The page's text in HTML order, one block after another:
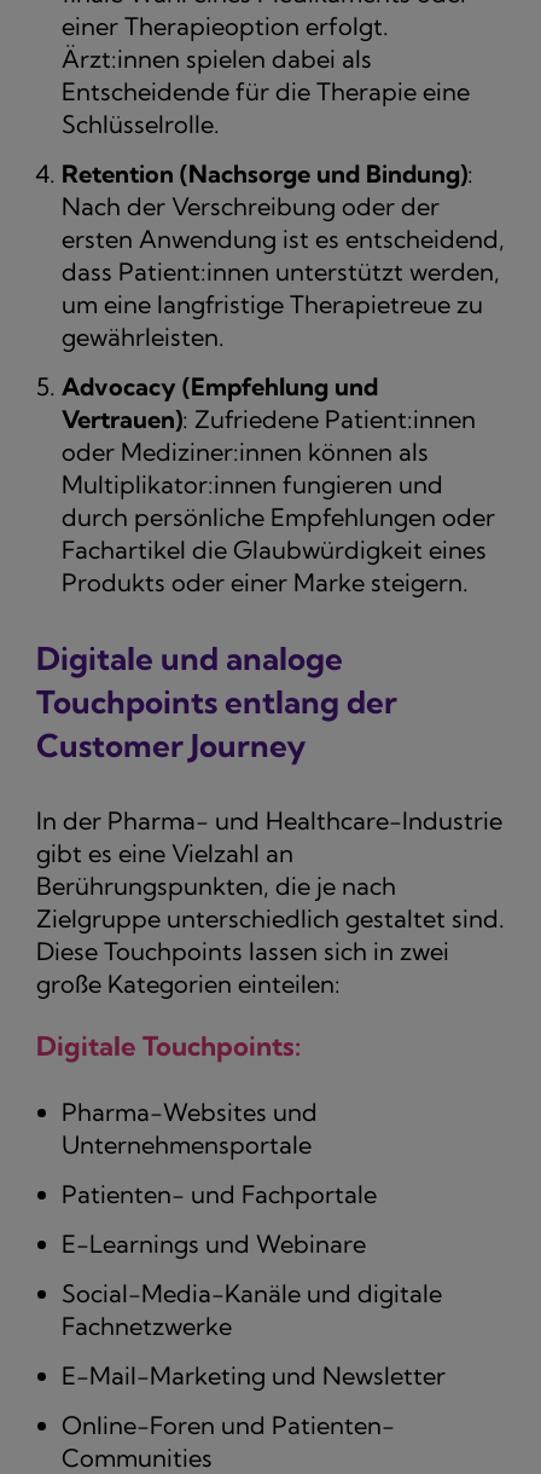
einer Therapieoption erfolgt.
Ärzt:innen spielen dabei als
Entscheidende für die Therapie eine
Schlüsselrolle.
Retention (Nachsorge und Bindung):
Nach der Verschreibung oder der
ersten Anwendung ist es entscheidend,
dass Patient:innen unterstützt werden,
um eine langfristige Therapietreue zu
gewährleisten.
Advocacy (Empfehlung und
Vertrauen): Zufriedene Patient:innen
oder Mediziner:innen können als
Multiplikator:innen fungieren und
durch persönliche Empfehlungen oder
Fachartikel die Glaubwürdigkeit eines
Produkts oder einer Marke steigern.
Digitale und analoge
Touchpoints entlang der
Customer Journey
In der Pharma- und Healthcare-Industrie
gibt es eine Vielzahl an
Berührungspunkten, die je nach
Zielgruppe unterschiedlich gestaltet sind.
Diese Touchpoints lassen sich in zwei
große Kategorien einteilen:
Digitale Touchpoints:
Pharma-Websites und
Unternehmensportale
Patienten- und Fachportale
E-Learnings und Webinare
Social-Media-Kanäle und digitale
Fachnetzwerke
E-Mail-Marketing und Newsletter
Online-Foren und Patienten-
Communities